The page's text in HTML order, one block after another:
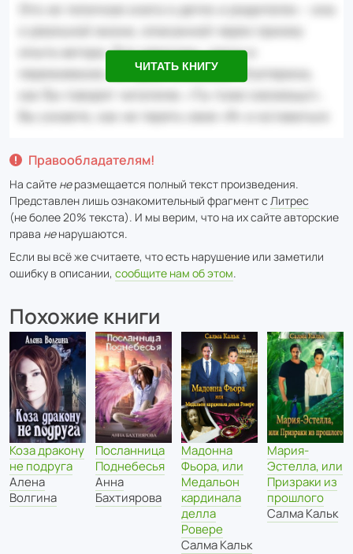
ЧИТАТЬ КНИГУ
Правообладателям!
На сайте неразмещается полный текст произведения.
Представлен лишь ознакомительный фрагмент с Литрес
(не более 20% текста). И мы верим, что на их сайте авторские
права ненарушаются.
Если вы всё же считаете, что есть нарушение или заметили
ошибку в описании, сообщите нам об этом.
Похожие книги
Коза дракону
не подруга
Алена
Волгина
Посланница
Поднебесья
Анна
Бахтиярова
Мадонна
Фьора, или
Медальон
кардинала
делла
Ровере
Салма Кальк
Мария-
Эстелла, или
Призраки из
прошлого
Салма Кальк